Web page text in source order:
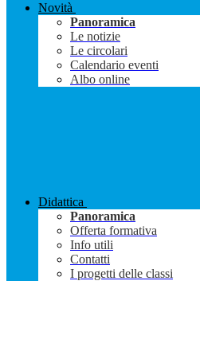
Novità
Panoramica
Le notizie
Le circolari
Calendario eventi
Albo online
Didattica
Panoramica
Offerta formativa
Info utili
Contatti
I progetti delle classi